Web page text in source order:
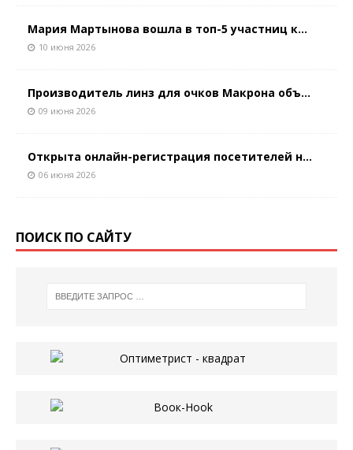
Мария Мартынова вошла в топ-5 участниц к...
10 июня 2026
Производитель линз для очков Макрона объ...
09 июня 2026
Открыта онлайн-регистрация посетителей н...
06 июня 2026
ПОИСК ПО САЙТУ